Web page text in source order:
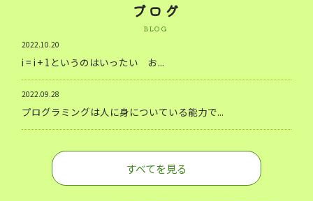
ブログ
BLOG
2022.10.20
i = i + 1というのはいったい お...
2022.09.28
プログラミングは人に身についている能力で...
すべてを見る